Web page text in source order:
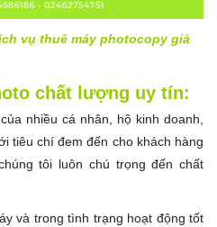
vụ thuê máy photocopy giá
chất lượng uy tín:
nhiều cá nhân, hộ kinh doanh,
tiêu chí đem đến cho khách hàng
tôi luôn chú trọng đến chất
và trong tình trạng hoạt động tốt